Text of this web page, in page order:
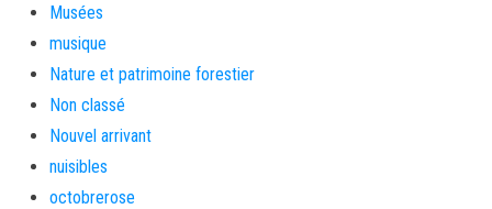
Musées
musique
Nature et patrimoine forestier
Non classé
Nouvel arrivant
nuisibles
octobrerose